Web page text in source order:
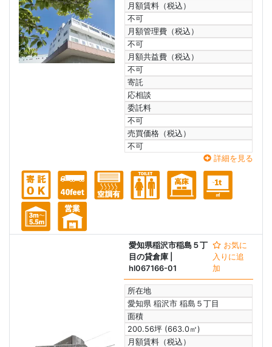
月額賃料（税込）
不可
月額管理費（税込）
不可
月額共益費（税込）
不可
寄託
応相談
委託料
不可
売買価格（税込）
不可
詳細を見る
愛知県稲沢市稲島５丁
目の貸倉庫
hl067166-01
お気に
入りに追
加
所在地
愛知県 稲沢市 稲島５丁目
面積
200.56坪 (663.0㎡)
月額賃料（税込）